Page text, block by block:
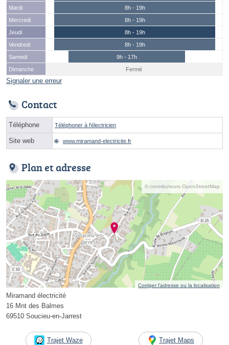
Mardi
8h - 19h
Mercredi
8h - 19h
Jeudi
8h - 19h
Vendredi
8h - 19h
Samedi
9h - 17h
Dimanche
Fermé
Signaler une erreur
Contact
Téléphone Téléphoner à l'électricien
Site web www.miramand-electricite.fr
Plan et adresse
© contributeurs OpenStreetMap
Corriger l’adresse ou la localisation
Miramand électricité
16 Mnt des Balmes
69510 Soucieu-en-Jarrest
Trajet Waze Trajet Maps